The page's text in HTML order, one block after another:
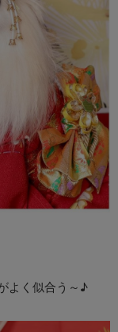
よく似合う～♪